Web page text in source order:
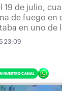
19 de julio,
de fuego
en uno de
23:09